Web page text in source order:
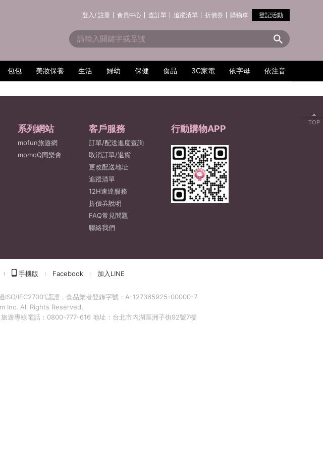
登記活動
登入/ 註冊 會員中心 查訂單 追蹤清單 折價券 購物車
包包 美妝保養 生活 婦幼 保健 食品 3C家電 依字母 依注音
TOP
系列網站
mofun旅遊網
momoQ同樂會
客戶服務
訂單/配送進度查詢
取消訂單/退貨
更改配送地址
追蹤清單
12H速達服務
折價券說明
FAQ常見問題
聯絡我們
行動購物APP
手機版 Facebook 加入LINE
ISO/IEC27001認證，食品業者登錄字號：A-127365925-00000-7
Inc. All Rights Reserved.
遊專線電話：0800-777-616 地址：台北市內湖區洲子街92號7樓